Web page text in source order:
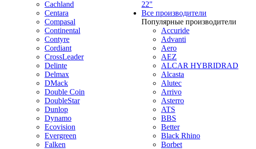
Cachland
Centara
Compasal
Continental
Contyre
Cordiant
CrossLeader
Delinte
Delmax
DMack
Double Coin
DoubleStar
Dunlop
Dynamo
Ecovision
Evergreen
Falken
22"
Все производители
Популярные производители
Accuride
Advanti
Aero
AEZ
ALCAR HYBRIDRAD
Alcasta
Alutec
Arrivo
Asterro
ATS
BBS
Better
Black Rhino
Borbet